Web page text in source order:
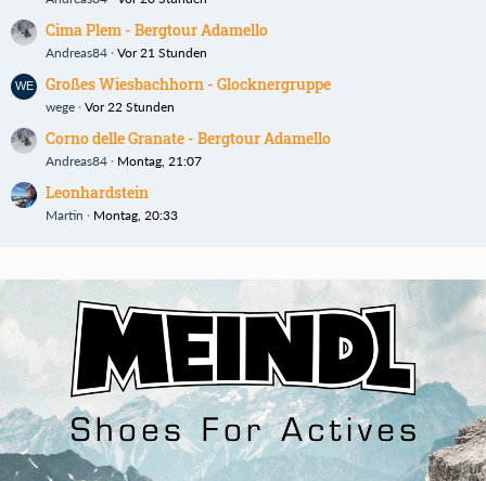
Cima Plem - Bergtour Adamello
Andreas84 Vor 21 Stunden
Großes Wiesbachhorn - Glocknergruppe
wege Vor 22 Stunden
Corno delle Granate - Bergtour Adamello
Andreas84 Montag, 21:07
Leonhardstein
Martin Montag, 20:33